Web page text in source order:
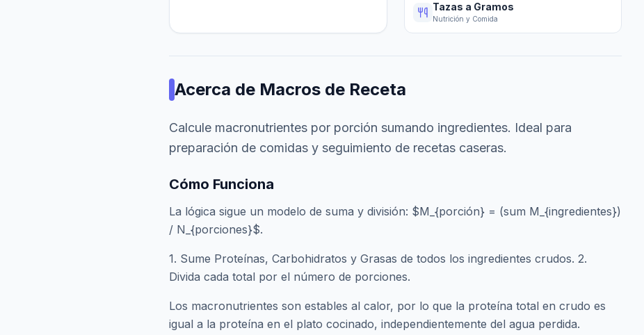
Tazas a Gramos
Nutrición y Comida
Acerca de Macros de Receta
Calcule macronutrientes por porción sumando ingredientes. Ideal para
preparación de comidas y seguimiento de recetas caseras.
Cómo Funciona
La lógica sigue un modelo de suma y división: $M_{porción} = (sum M_{ingredientes})
/ N_{porciones}$.
1. Sume Proteínas, Carbohidratos y Grasas de todos los ingredientes crudos. 2.
Divida cada total por el número de porciones.
Los macronutrientes son estables al calor, por lo que la proteína total en crudo es
igual a la proteína en el plato cocinado, independientemente del agua perdida.